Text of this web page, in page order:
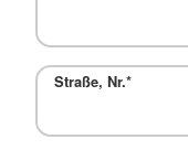
Straße, Nr.*